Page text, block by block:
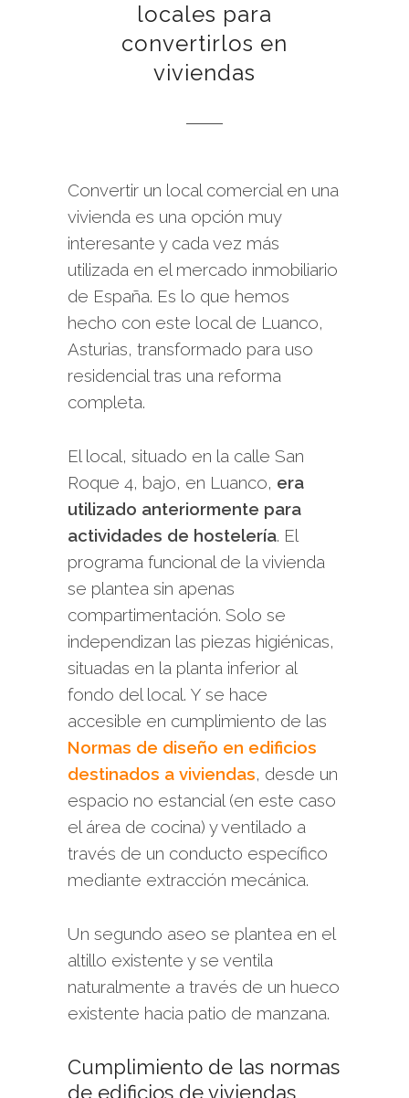
locales para
convertirlos en
viviendas
Convertir un local comercial en una
vivienda es una opción muy
interesante y cada vez más
utilizada en el mercado inmobiliario
de España. Es lo que hemos
hecho con este local de Luanco,
Asturias, transformado para uso
residencial tras una reforma
completa.
El local, situado en la calle San
Roque 4, bajo, en Luanco, era
utilizado anteriormente para
actividades de hostelería. El
programa funcional de la vivienda
se plantea sin apenas
compartimentación. Solo se
independizan las piezas higiénicas,
situadas en la planta inferior al
fondo del local. Y se hace
accesible en cumplimiento de las
Normas de diseño en edificios
destinados a viviendas, desde un
espacio no estancial (en este caso
el área de cocina) y ventilado a
través de un conducto específico
mediante extracción mecánica.
Un segundo aseo se plantea en el
altillo existente y se ventila
naturalmente a través de un hueco
existente hacia patio de manzana.
Cumplimiento de las normas
de edificios de viviendas